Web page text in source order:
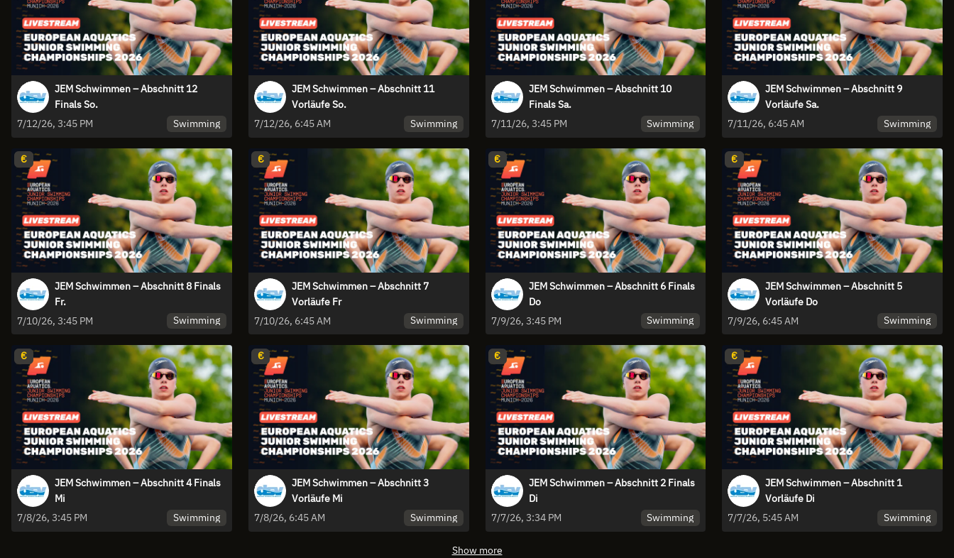
JEM Schwimmen – Abschnitt 12
Finals So.
7/12/26, 3:45 PM
Swimming
JEM Schwimmen – Abschnitt 11
Vorläufe So.
7/12/26, 6:45 AM
Swimming
JEM Schwimmen – Abschnitt 10
Finals Sa.
7/11/26, 3:45 PM
Swimming
JEM Schwimmen – Abschnitt 9
Vorläufe Sa.
7/11/26, 6:45 AM
Swimming
€
JEM Schwimmen – Abschnitt 8 Finals
Fr.
7/10/26, 3:45 PM
Swimming
€
JEM Schwimmen – Abschnitt 7
Vorläufe Fr
7/10/26, 6:45 AM
Swimming
€
JEM Schwimmen – Abschnitt 6 Finals
Do
7/9/26, 3:45 PM
Swimming
€
JEM Schwimmen – Abschnitt 5
Vorläufe Do
7/9/26, 6:45 AM
Swimming
€
JEM Schwimmen – Abschnitt 4 Finals
Mi
7/8/26, 3:45 PM
Swimming
€
JEM Schwimmen – Abschnitt 3
Vorläufe Mi
7/8/26, 6:45 AM
Swimming
€
JEM Schwimmen – Abschnitt 2 Finals
Di
7/7/26, 3:34 PM
Swimming
€
JEM Schwimmen – Abschnitt 1
Vorläufe Di
7/7/26, 5:45 AM
Swimming
Show more